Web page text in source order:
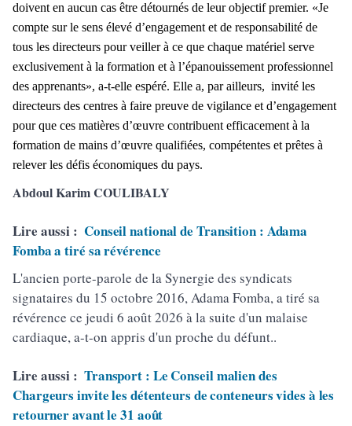
doivent en aucun cas être détournés de leur objectif premier. «Je
compte sur le sens élevé d’engagement et de responsabilité de
tous les directeurs pour veiller à ce que chaque matériel serve
exclusivement à la formation et à l’épanouissement professionnel
des apprenants», a-t-elle espéré. Elle a, par ailleurs, invité les
directeurs des centres à faire preuve de vigilance et d’engagement
pour que ces matières d’œuvre contribuent efficacement à la
formation de mains d’œuvre qualifiées, compétentes et prêtes à
relever les défis économiques du pays.
Abdoul Karim COULIBALY
Lire aussi : Conseil national de Transition : Adama
Fomba a tiré sa révérence
L'ancien porte-parole de la Synergie des syndicats
signataires du 15 octobre 2016, Adama Fomba, a tiré sa
révérence ce jeudi 6 août 2026 à la suite d'un malaise
cardiaque, a-t-on appris d'un proche du défunt..
Lire aussi : Transport : Le Conseil malien des
Chargeurs invite les détenteurs de conteneurs vides à les
retourner avant le 31 août